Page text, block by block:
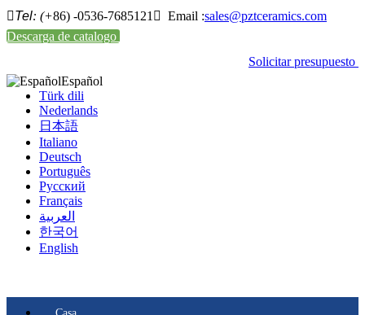
Tel: (+86) -0536-7685121  Email :sales@pztceramics.com
Descarga de catalogo
Solicitar presupuesto
Español
Türk dili
Nederlands
日本語
Italiano
Deutsch
Português
Pусский
Français
العربية
한국어
English